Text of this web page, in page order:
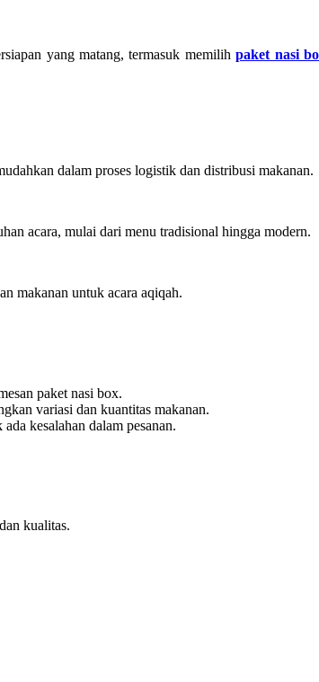
yang matang, termasuk memilihpaket nasi
dalam proses logistik dan distribusi makanan.
acara, mulai dari menu tradisional hingga modern.
makanan untuk acara aqiqah.
paket nasi box.
variasi dan kuantitas makanan.
kesalahan dalam pesanan.
kualitas.